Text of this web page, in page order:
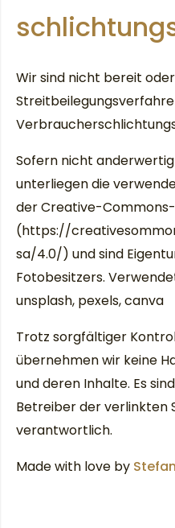
Wir sind nicht bereit
Sofern nicht
unterliegen die
der Creative-
(https://
sa/4.0/) und sind
Fotobesitzers.
unsplash, pexels, canva
Trotz sorgfältiger
übernehmen wir keine
und deren Inhalte. Es
Betreiber der verlinkten
verantwortlich.
Made with love by